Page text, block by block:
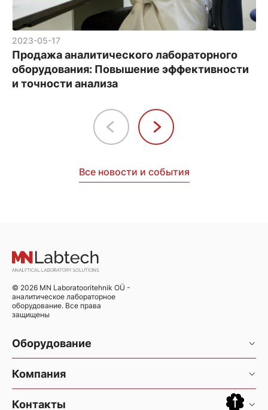
2023-05-17
Продажа аналитического лабораторного
оборудования: Повышение эффективности
и точности анализа
Все новости и события
© 2026 MN Laboratooritehnik OÜ -
аналитическое лабораторное
оборудование. Все права
защищены
Оборудование
Хроматография и хромато-масс-спектрометрия
Элементный анализ
Элементный анализатор CHNS/O Thermo FlashSmart
Компания
Услуги
Контакты